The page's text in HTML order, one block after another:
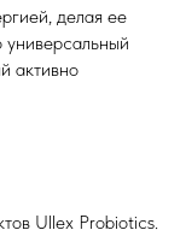
делая ее
универсальный
активно
Ullex Probiotics.